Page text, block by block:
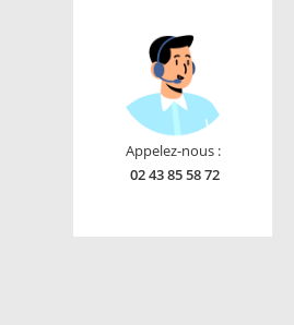
Appelez-nous :
02 43 85 58 72